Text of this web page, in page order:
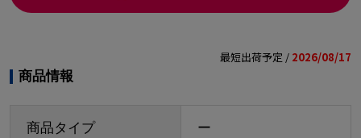
最短出荷予定 / 2026/08/17
商品情報
商品タイプ ー